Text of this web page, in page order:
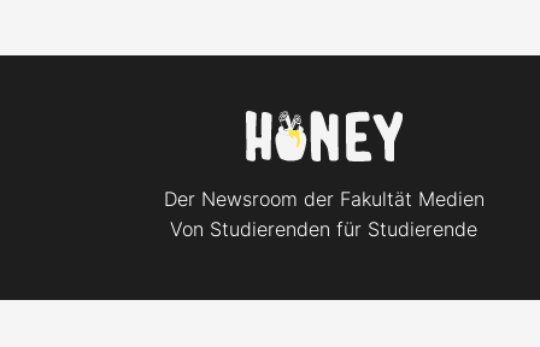
Der Newsroom der Fakultät Medien
Von Studierenden für Studierende